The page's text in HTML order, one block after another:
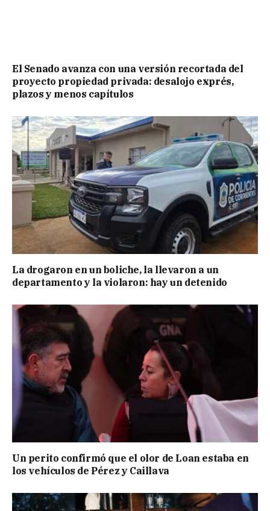
El Senado avanza con una versión recortada del
proyecto propiedad privada: desalojo exprés,
plazos y menos capítulos
La drogaron en un boliche, la llevaron a un
departamento y la violaron: hay un detenido
Un perito confirmó que el olor de Loan estaba en
los vehículos de Pérez y Caillava